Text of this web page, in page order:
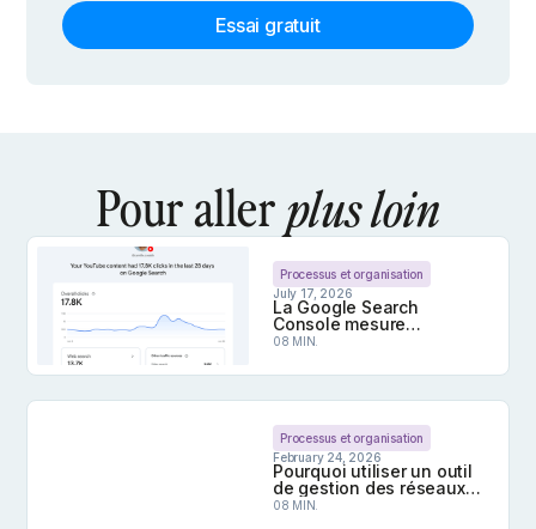
Essai gratuit
Pour aller plus loin
Processus et organisation
July 17, 2026
La Google Search
Console mesure
désormais vos
media dans les résultats
08 MIN.
Processus et organisation
February 24, 2026
Pourquoi utiliser un outil
de gestion des réseaux
sociaux en 2026 ?
08 MIN.